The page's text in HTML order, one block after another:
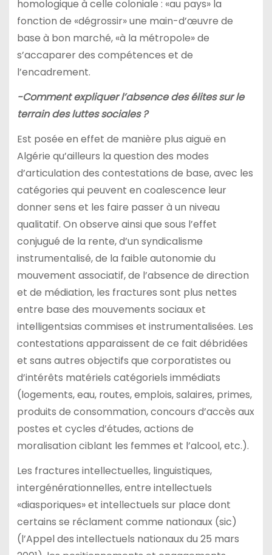
homologique à celle coloniale : «au pays» la
fonction de «dégrossir» une main-d’œuvre de
base à bon marché, «à la métropole» de
s’accaparer des compétences et de
l’encadrement.
-Comment expliquer l’absence des élites sur le
terrain des luttes sociales ?
Est posée en effet de manière plus aiguë en
Algérie qu’ailleurs la question des modes
d’articulation des contestations de base, avec les
catégories qui peuvent en coalescence leur
donner sens et les faire passer à un niveau
qualitatif. On observe ainsi que sous l’effet
conjugué de la rente, d’un syndicalisme
instrumentalisé, de la faible autonomie du
mouvement associatif, de l’absence de direction
et de médiation, les fractures sont plus nettes
entre base des mouvements sociaux et
intelligentsias commises et instrumentalisées. Les
contestations apparaissent de ce fait débridées
et sans autres objectifs que corporatistes ou
d’intérêts matériels catégoriels immédiats
(logements, eau, routes, emplois, salaires, primes,
produits de consommation, concours d’accès aux
postes et cycles d’études, actions de
moralisation ciblant les femmes et l’alcool, etc.).
Les fractures intellectuelles, linguistiques,
intergénérationnelles, entre intellectuels
«diasporiques» et intellectuels sur place dont
certains se réclament comme nationaux (sic)
(l’Appel des intellectuels nationaux du 25 mars